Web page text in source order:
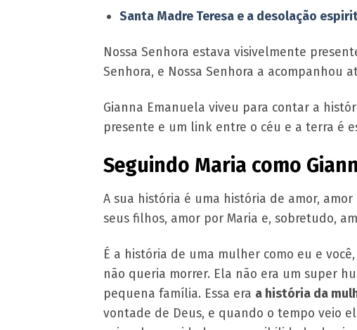
Santa Madre Teresa e a desolação
Nossa Senhora estava visivelmente
Senhora, e Nossa Senhora a acompanhou
Gianna Emanuela viveu para contar a
presente e um link entre o céu e a terra é
Seguindo Maria como
A sua história é uma história de amor,
seus filhos, amor por Maria e, sobretudo,
É a história de uma mulher como eu e
não queria morrer. Ela não era um super
pequena família. Essa era a história da
vontade de Deus, e quando o tempo veio